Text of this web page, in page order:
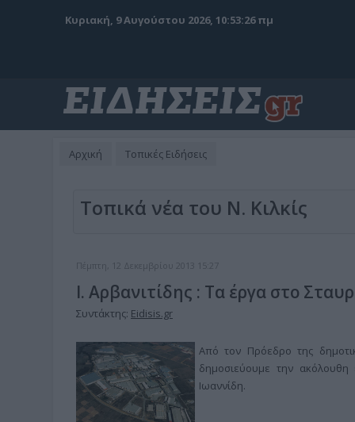
Κυριακή, 9 Αυγούστου 2026, 10:53:27 πμ
Αρχική Τοπικές Ειδήσεις
Τοπικά νέα του Ν. Κιλκίς
Πέμπτη, 12 Δεκεμβρίου 2013 15:27
Ι. Αρβανιτίδης : Τα έργα στο
Συντάκτης: Eidisis.gr
Από τον Πρόεδρο της
δημοσιεύουμε την
Ιωαννίδη.